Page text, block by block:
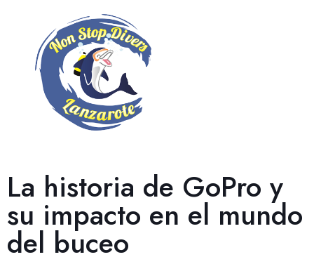
La historia de GoPro y
su impacto en el mundo
del buceo